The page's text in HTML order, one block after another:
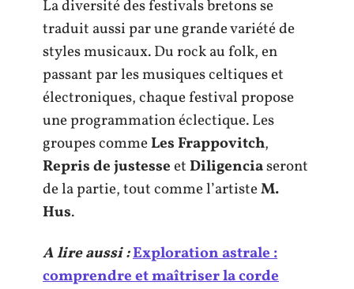
La diversité des festivals bretons se
traduit aussi par une grande variété de
styles musicaux. Du rock au folk, en
passant par les musiques celtiques et
électroniques, chaque festival propose
une programmation éclectique. Les
groupes commeLes Frappovitch,
Repris de justesseetDiligenciaseront
de la partie, tout comme l’artisteM.
Hus.
A lire aussi :Exploration astrale :
comprendre et maîtriser la corde